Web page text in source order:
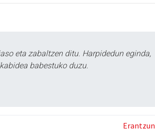
eta zabaltzen ditu. Harpidedun eginda,
babestuko duzu.
Erantzun